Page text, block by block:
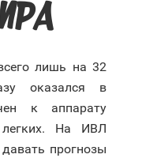
лишь на 32
оказался в
к аппарату
легких. На ИВЛ
прогнозы